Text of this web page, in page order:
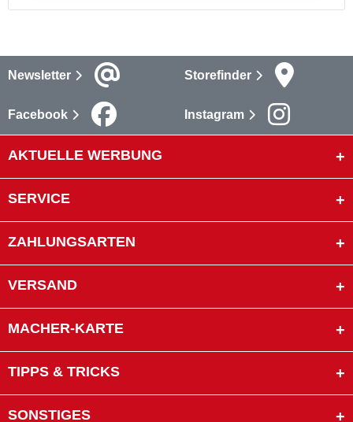
Newsletter Storefinder
Facebook Instagram
AKTUELLE WERBUNG
SERVICE
ZAHLUNGSARTEN
VERSAND
MACHER-KARTE
TIPPS & TRICKS
SONSTIGES